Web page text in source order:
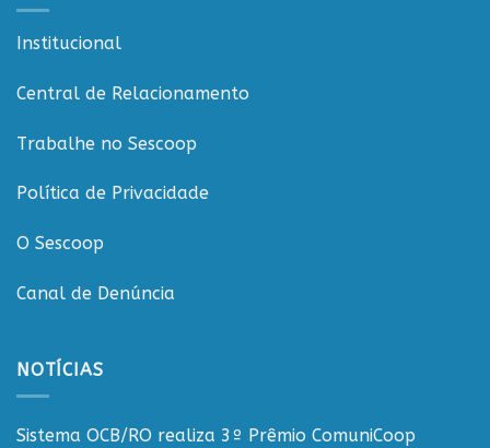
Institucional
Central de Relacionamento
Trabalhe no Sescoop
Política de Privacidade
O Sescoop
Canal de Denúncia
NOTÍCIAS
Sistema OCB/RO realiza 3º Prêmio ComuniCoop